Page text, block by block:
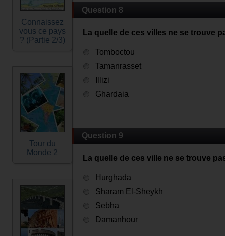
Connaissez
vous ce pays
? (Partie 2/3)
Tour du
Monde 2
Question 8
La quelle de ces villes ne se trouve
Tomboctou
Tamanrasset
Illizi
Ghardaia
Question 9
La quelle de ces ville ne se trouve
Hurghada
Sharam El-Sheykh
Sebha
Damanhour